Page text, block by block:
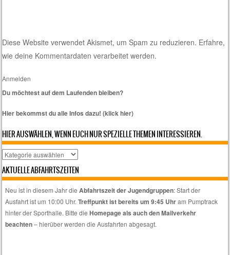
Diese Website verwendet Akismet, um Spam zu reduzieren. Erfahre,
wie deine Kommentardaten verarbeitet werden.
Anmelden
Du möchtest auf dem Laufenden bleiben?
Hier bekommst du alle Infos dazu! (klick hier)
HIER AUSWÄHLEN, WENN EUCH NUR SPEZIELLE THEMEN INTERESSIEREN.
Hier
auswählen,
wenn
euch
interessieren.
AKTUELLE ABFAHRTSZEITEN
Neu ist in diesem Jahr dieAbfahrtszeit der Jugendgruppen: Start der
Ausfahrt ist um 10:00 Uhr.Treffpunkt ist bereits um 9:45 Uhram Pumptrack
hinter der Sporthalle. Bitte dieHomepage als auch den Mailverkehr
beachten– hierüber werden die Ausfahrten abgesagt.